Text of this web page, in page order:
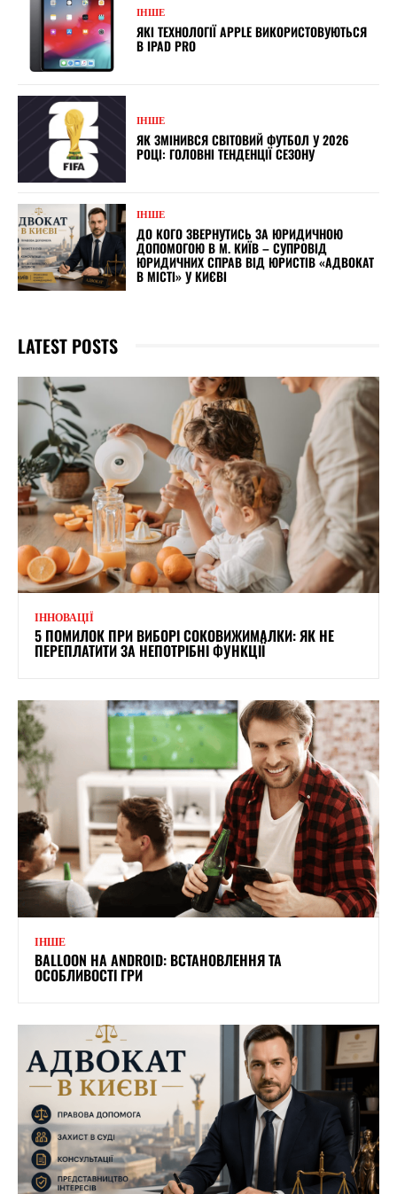
ІНШЕ
ЯКІ ТЕХНОЛОГІЇ APPLE ВИКОРИСТОВУЮТЬСЯ
В IPAD PRO
ІНШЕ
ЯК ЗМІНИВСЯ СВІТОВИЙ ФУТБОЛ У 2026
РОЦІ: ГОЛОВНІ ТЕНДЕНЦІЇ СЕЗОНУ
ІНШЕ
ДО КОГО ЗВЕРНУТИСЬ ЗА ЮРИДИЧНОЮ
ДОПОМОГОЮ В М. КИЇВ – СУПРОВІД
ЮРИДИЧНИХ СПРАВ ВІД ЮРИСТІВ «АДВОКАТ
В МІСТІ» У КИЄВІ
LATEST POSTS
ІННОВАЦІЇ
5 ПОМИЛОК ПРИ ВИБОРІ СОКОВИЖИМАЛКИ: ЯК НЕ
ПЕРЕПЛАТИТИ ЗА НЕПОТРІБНІ ФУНКЦІЇ
ІНШЕ
BALLOON НА ANDROID: ВСТАНОВЛЕННЯ ТА
ОСОБЛИВОСТІ ГРИ